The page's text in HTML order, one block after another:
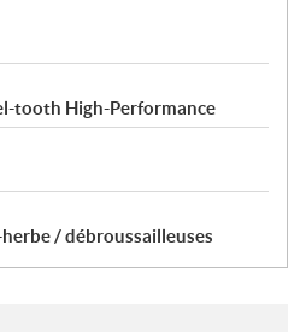
tooth High-Performance
/ débroussailleuses